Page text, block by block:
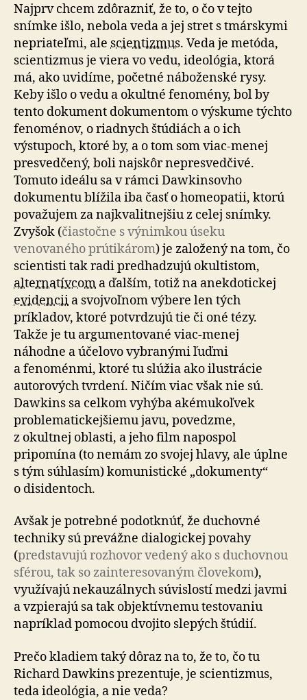
Najprv chcem zdôrazniť, že to, o čo v tejto
snímke išlo, nebola veda a jej stret s tmárskymi
nepriateľmi, ale scientizmus. Veda je metóda,
scientizmus je viera vo vedu, ideo­ló­gia, ktorá
má, ako uvidíme, početné náboženské rysy.
Keby išlo o vedu a okultné fenomény, bol by
tento dokument dokumentom o výskume týchto
fenoménov, o riadnych štúdiách a o ich
výstupoch, ktoré by, a o tom som viac-menej
presvedčený, boli najskôr ne­presved­čivé.
Tomuto ideálu sa v rámci Dawkinsovho
dokumentu blížila iba časť o homeo­patii, ktorú
považujem za naj­kva­lit­nej­šiu z celej snímky.
Zvyšok (čiastočne s výnimkou úseku
venovaného prútikárom) je založený na tom, čo
scientisti tak radi predhadzujú okultistom,
alter­na­tív­com a ďalším, totiž na anek­do­tickej
evidencii a svoj­voľnom výbere len tých
príkladov, ktoré potvrdzujú tie či oné tézy.
Takže je tu argumentované viac-menej
náhodne a účelovo vybranými ľuďmi
a fenoménmi, ktoré tu slúžia ako ilustrácie
autorových tvrdení. Ničím viac však nie sú.
Dawkins sa celkom vyhýba aké­mu­koľ­vek
proble­ma­tic­kej­šiemu javu, povedzme,
z okultnej oblasti, a jeho film napospol
pripomína (to nemám zo svojej hlavy, ale úplne
s tým súhlasím) ko­mu­nis­tické „dokumenty“
o di­si­den­toch.
Avšak je potrebné podotknúť, že du­chov­né
techniky sú prevážne dia­lo­gic­kej povahy
(predstavujú rozhovor vedený ako s duchovnou
sférou, tak so za­in­te­re­so­va­ným človekom),
využívajú ne­kau­zál­nych súvislostí medzi javmi
a vzpierajú sa tak objektívnemu testovaniu
napríklad pomocou dvojito slepých štúdií.
Prečo kladiem taký dôraz na to, že to, čo tu
Richard Dawkins prezentuje, je scientizmus,
teda ideológia, a nie veda?